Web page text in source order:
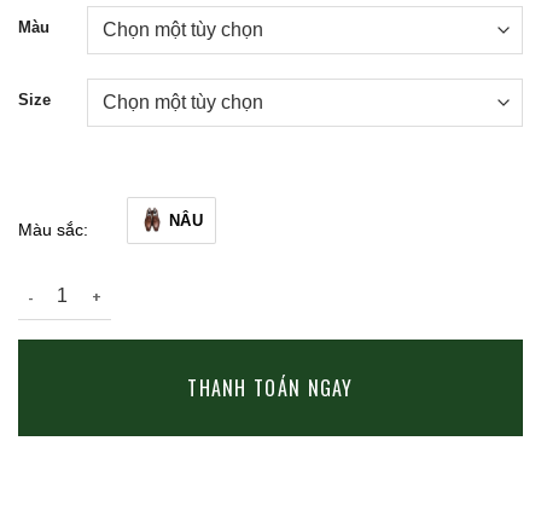
Màu
Size
Màu sắc: NÂU
Giày Lười Cao Cấp AUGURIS 10-B605 | Da Bò Italia, Đế Da
THANH TOÁN NGAY